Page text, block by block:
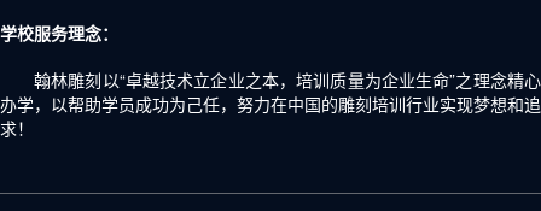
学校服务理念：
翰林雕刻以“卓越技术立企业之本，培训质量为企业生命”之理念精心
办学，以帮助学员成功为己任，努力在中国的雕刻培训行业实现梦想和追
求！